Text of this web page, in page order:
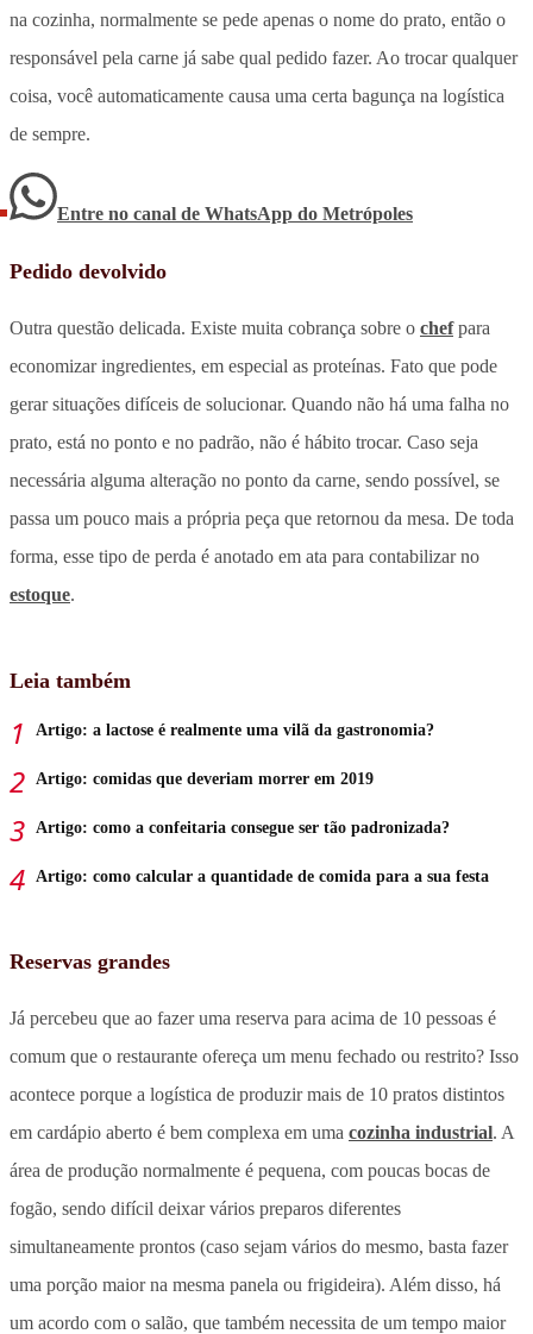
na cozinha, normalmente se pede apenas o nome do prato, então o
responsável pela carne já sabe qual pedido fazer. Ao trocar qualquer
coisa, você automaticamente causa uma certa bagunça na logística
de sempre.
Entre no canal de WhatsApp do Metrópoles
Pedido devolvido
Outra questão delicada. Existe muita cobrança sobre o chefpara
economizar ingredientes, em especial as proteínas. Fato que pode
gerar situações difíceis de solucionar. Quando não há uma falha no
prato, está no ponto e no padrão, não é hábito trocar. Caso seja
necessária alguma alteração no ponto da carne, sendo possível, se
passa um pouco mais a própria peça que retornou da mesa. De toda
forma, esse tipo de perda é anotado em ata para contabilizar no
estoque.
Leia também
Artigo: a lactose é realmente uma vilã da gastronomia?
Artigo: comidas que deveriam morrer em 2019
Artigo: como a confeitaria consegue ser tão padronizada?
Artigo: como calcular a quantidade de comida para a sua festa
Reservas grandes
Já percebeu que ao fazer uma reserva para acima de 10 pessoas é
comum que o restaurante ofereça um menu fechado ou restrito? Isso
acontece porque a logística de produzir mais de 10 pratos distintos
em cardápio aberto é bem complexa em uma cozinha industrial. A
área de produção normalmente é pequena, com poucas bocas de
fogão, sendo difícil deixar vários preparos diferentes
simultaneamente prontos (caso sejam vários do mesmo, basta fazer
uma porção maior na mesma panela ou frigideira). Além disso, há
um acordo com o salão, que também necessita de um tempo maior